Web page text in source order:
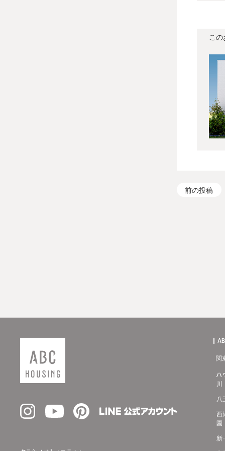
こ
前の投稿
関
ハ
川
八
西
園
新